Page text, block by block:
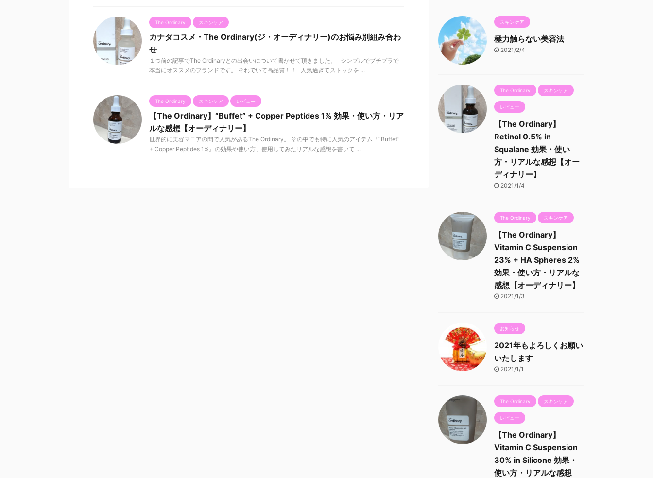
The Ordinary スキンケア
カナダコスメ・The Ordinary(ジ・オーディナリー)のお悩み別組み合わ
せ
１つ前の記事でThe Ordinaryとの出会いについて書かせて頂きました。 シンプルでプチプラで
本当にオススメのブランドです。 それでいて高品質！！ 人気過ぎてストックを ...
The Ordinary スキンケア レビュー
【The Ordinary】“Buffet” + Copper Peptides 1% 効果・使い方・リア
ルな感想【オーディナリー】
世界的に美容マニアの間で人気があるThe Ordinary。 その中でも特に人気のアイテム『“Buffet”
+ Copper Peptides 1%』の効果や使い方、使用してみたリアルな感想を書いて ...
スキンケア
極力触らない美容法
2021/2/4
The Ordinary スキンケア
レビュー
【The Ordinary】
Retinol 0.5% in
Squalane 効果・使い
方・リアルな感想【オー
ディナリー】
2021/1/4
The Ordinary スキンケア
【The Ordinary】
Vitamin C Suspension
23% + HA Spheres 2%
効果・使い方・リアルな
感想【オーディナリー】
2021/1/3
お知らせ
2021年もよろしくお願い
いたします
2021/1/1
The Ordinary スキンケア
レビュー
【The Ordinary】
Vitamin C Suspension
30% in Silicone 効果・
使い方・リアルな感想